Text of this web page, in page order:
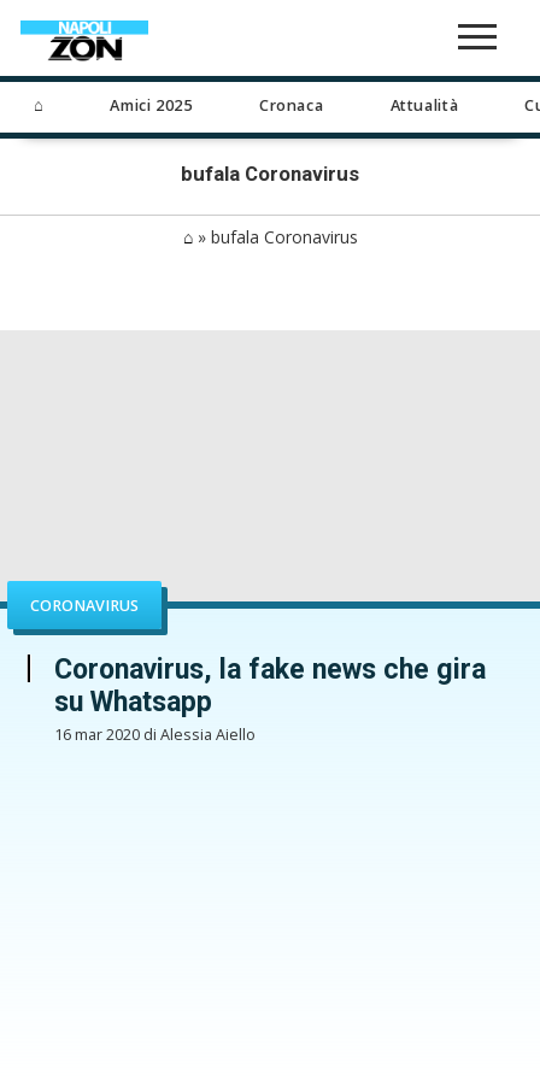
⌂ Amici 2025 Cronaca Attualità
bufala Coronavirus
⌂» bufala Coronavirus
CORONAVIRUS
Coronavirus, la fake news che gira
su Whatsapp
16 mar 2020 di Alessia Aiello